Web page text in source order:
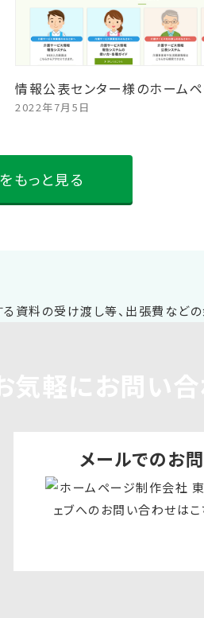
情報公表センター様のホーム
2022年7月5日
もっと見る
メールでのお